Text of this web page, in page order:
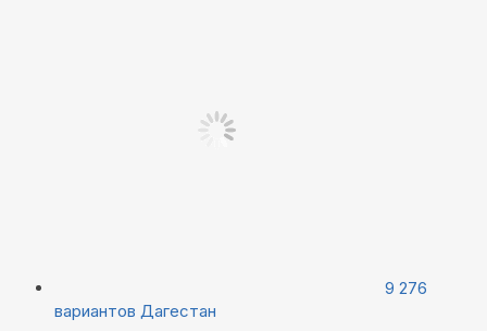
9 276
вариантов Дагестан